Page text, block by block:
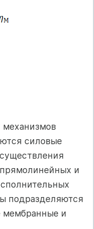
механизмов
силовые
и
подразделяются
и